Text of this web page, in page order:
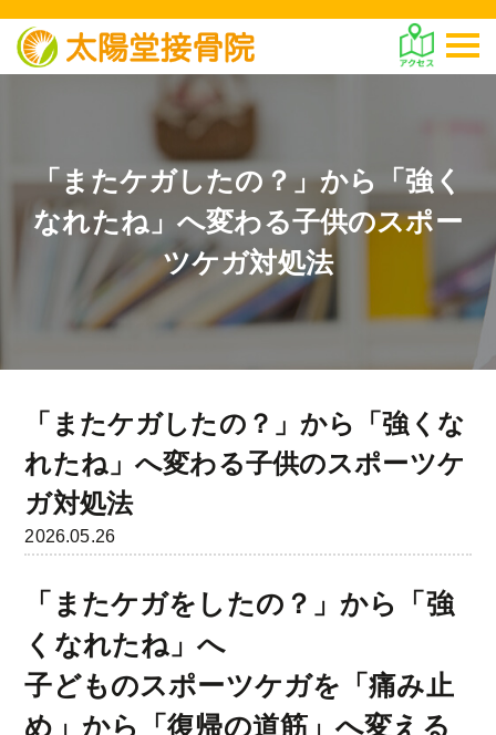
「またケガしたの？」から「強く
なれたね」へ変わる子供のスポー
ツケガ対処法
「またケガしたの？」から「強くな
れたね」へ変わる子供のスポーツケ
ガ対処法
2026.05.26
「またケガをしたの？」から「強
くなれたね」へ
子どものスポーツケガを「痛み止
め」から「復帰の道筋」へ変える